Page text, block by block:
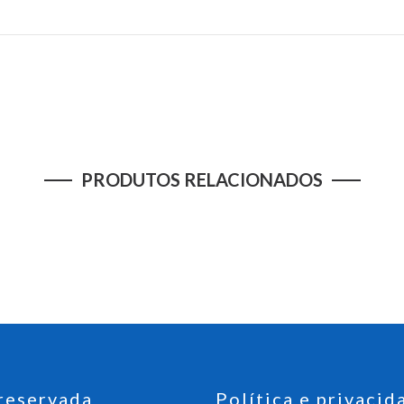
PRODUTOS RELACIONADOS
Política e